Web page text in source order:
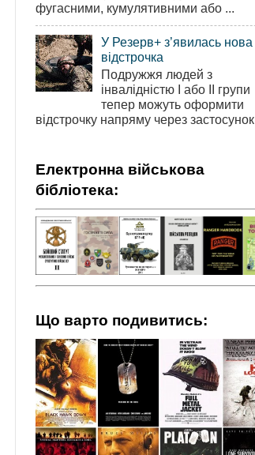
фугасними, кумулятивними або ...
У Резерв+ з’явилась нова
відстрочка
Подружжя людей з
інвалідністю І або ІІ групи
тепер можуть оформити
відстрочку напряму через застосунок
Електронна військова
бібліотека:
Що варто подивитись: